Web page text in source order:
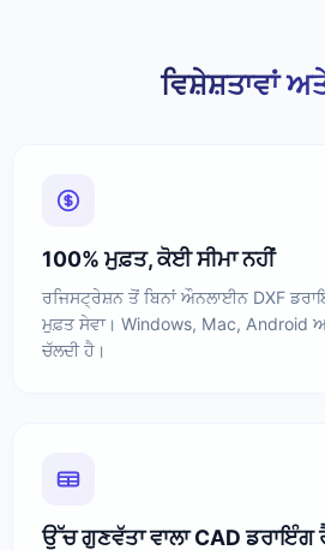
ਵਿਸ਼ੇਸ਼ਤਾਵਾਂ
100% ਮੁਫ਼ਤ, ਕੋਈ ਸੀਮਾ ਨਹੀਂ
ਰਜਿਸਟ੍ਰੇਸ਼ਨ ਤੋਂ ਬਿਨਾਂ ਔਨਲਾਈਨ DXF
ਮੁਫ਼ਤ ਸੇਵਾ। Windows, Mac, Android
ਚੱਲਦੀ ਹੈ।
ਉੱਚ ਗੁਣਵੱਤਾ ਵਾਲਾ CAD ਡਰਾਇੰਗ